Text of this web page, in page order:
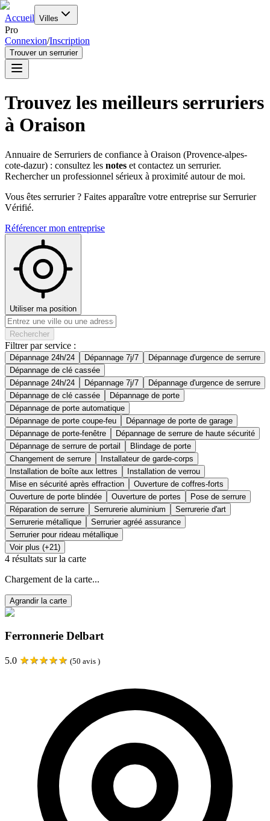
Accueil Villes
Pro
Connexion/Inscription
Trouver un serrurier
Trouvez les meilleurs serruriers
à Oraison
Annuaire de Serruriers de confiance à Oraison (Provence-alpes-
cote-dazur) : consultez les notes et contactez un serrurier.
Rechercher un professionnel sérieux à proximité autour de moi.
Vous êtes serrurier ? Faites apparaître votre entreprise sur Serrurier
Vérifié.
Référencer mon entreprise
Utiliser ma position
Rechercher
Filtrer par service :
Dépannage 24h/24 Dépannage 7j/7
Dépannage d'urgence de serrure
Dépannage de clé cassée
Dépannage 24h/24
Dépannage 7j/7
Dépannage d'urgence de serrure
Dépannage de clé cassée
Dépannage de porte
Dépannage de porte automatique
Dépannage de porte coupe-feu
Dépannage de porte de garage
Dépannage de porte-fenêtre
Dépannage de serrure de haute sécurité
Dépannage de serrure de portail
Blindage de porte
Changement de serrure
Installateur de garde-corps
Installation de boîte aux lettres
Installation de verrou
Mise en sécurité après effraction
Ouverture de coffres-forts
Ouverture de porte blindée
Ouverture de portes
Pose de serrure
Réparation de serrure
Serrurerie aluminium
Serrurerie d'art
Serrurerie métallique
Serrurier agréé assurance
Serrurier pour rideau métallique
Voir plus (+21)
4 résultats sur la carte
Chargement de la carte...
Agrandir la carte
Ferronnerie Delbart
5.0 ★★★★★ (50 avis )